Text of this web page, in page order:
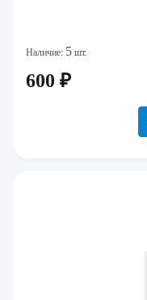
Наличие: 5 шт.
600 ₽